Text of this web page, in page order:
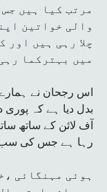
مرتب کیا ہیں
والی خواتین
چلا رہی ہیں
میں بہترکما
اس رجحان نے
بدل دیا ہے کہ پوری
آف لائن کے ساتھ
رہا ہے جس کی سب
ہوئی مہنگائی